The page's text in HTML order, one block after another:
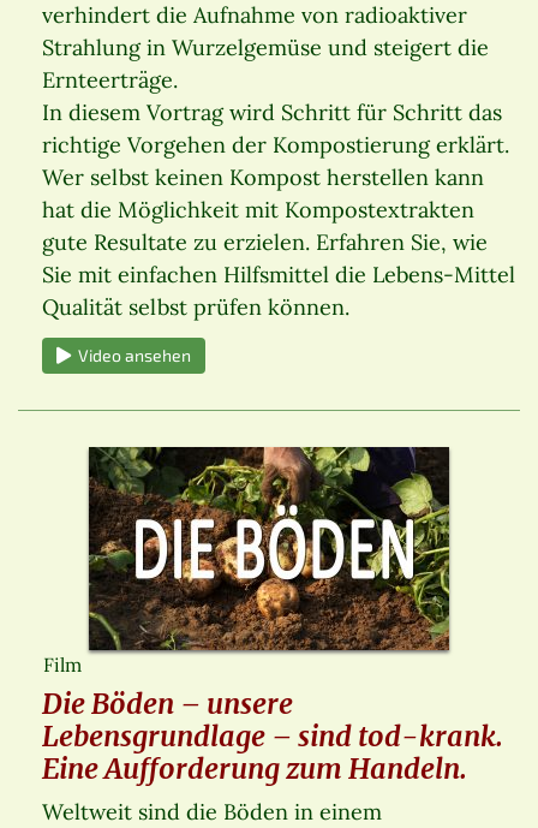
verhindert die Aufnahme von radioaktiver
Strahlung in Wurzelgemüse und steigert die
Ernteerträge.
In diesem Vortrag wird Schritt für Schritt das
richtige Vorgehen der Kompostierung erklärt.
Wer selbst keinen Kompost herstellen kann
hat die Möglichkeit mit Kompostextrakten
gute Resultate zu erzielen. Erfahren Sie, wie
Sie mit einfachen Hilfsmittel die Lebens-Mittel
Qualität selbst prüfen können.
Video ansehen
Film
Die Böden – unsere
Lebensgrundlage – sind tod-krank.
Eine Aufforderung zum Handeln.
Weltweit sind die Böden in einem